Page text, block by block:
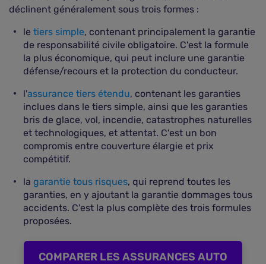
déclinent généralement sous trois formes :
le tiers simple, contenant principalement la garantie
de responsabilité civile obligatoire. C'est la formule
la plus économique, qui peut inclure une garantie
défense/recours et la protection du conducteur.
l'assurance tiers étendu, contenant les garanties
inclues dans le tiers simple, ainsi que les garanties
bris de glace, vol, incendie, catastrophes naturelles
et technologiques, et attentat. C'est un bon
compromis entre couverture élargie et prix
compétitif.
la garantie tous risques, qui reprend toutes les
garanties, en y ajoutant la garantie dommages tous
accidents. C'est la plus complète des trois formules
proposées.
COMPARER LES ASSURANCES AUTO